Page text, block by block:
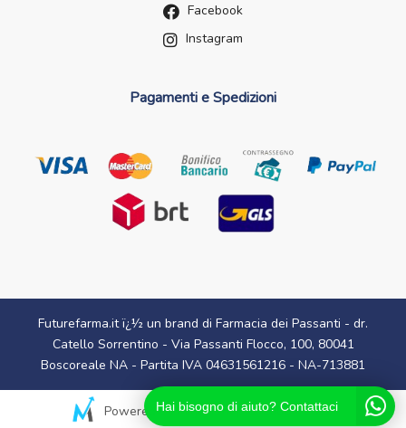
Facebook
Instagram
Pagamenti e Spedizioni
Futurefarma.it ï¿½ un brand di Farmacia dei Passanti - dr.
Catello Sorrentino - Via Passanti Flocco, 100, 80041
Boscoreale NA - Partita IVA 04631561216 - NA-713881
Powered By Migliorshop® 2006 - 2026
Hai bisogno di aiuto? Contattaci